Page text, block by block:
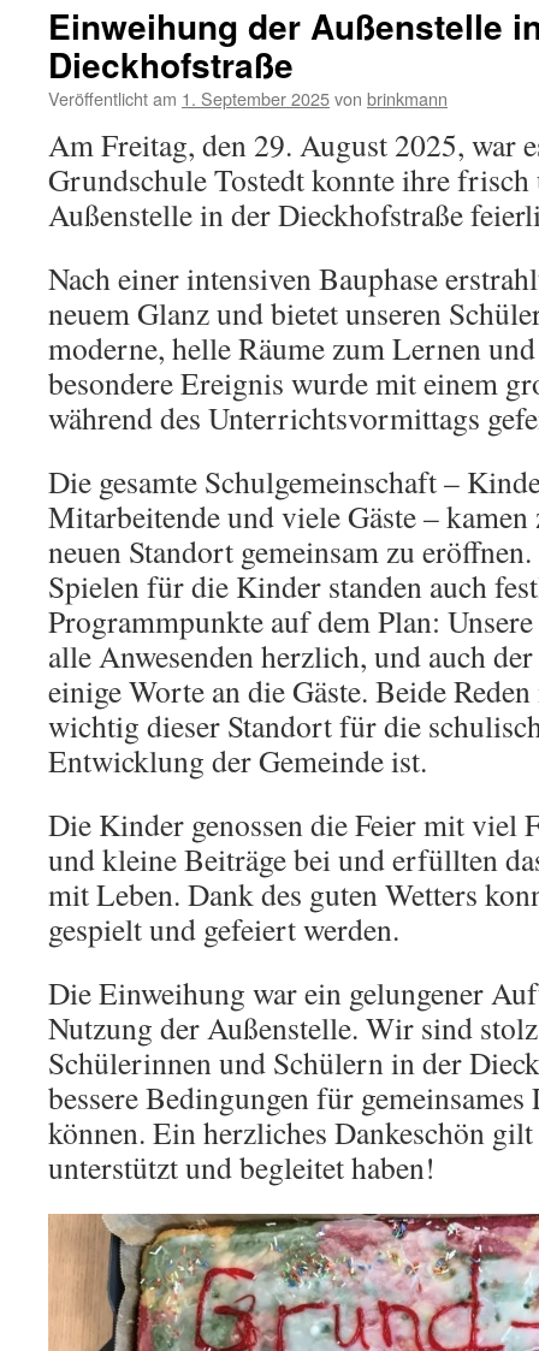
Einweihung der Außenstelle
Dieckhofstraße
Veröffentlicht am 1. September 2025von brinkmann
Am Freitag, den 29. August 2025, war
Grundschule Tostedt konnte ihre frisch
Außenstelle in der Dieckhofstraße
Nach einer intensiven Bauphase
neuem Glanz und bietet unseren
moderne, helle Räume zum Lernen
besondere Ereignis wurde mit einem
während des Unterrichtsvormittags
Die gesamte Schulgemeinschaft –
Mitarbeitende und viele Gäste – kamen
neuen Standort gemeinsam zu
Spielen für die Kinder standen auch
Programmpunkte auf dem Plan:
alle Anwesenden herzlich, und auch
einige Worte an die Gäste. Beide
wichtig dieser Standort für die
Entwicklung der Gemeinde ist.
Die Kinder genossen die Feier mit viel
und kleine Beiträge bei und erfüllten
mit Leben. Dank des guten Wetters
gespielt und gefeiert werden.
Die Einweihung war ein gelungener
Nutzung der Außenstelle. Wir sind
Schülerinnen und Schülern in der
bessere Bedingungen für
können. Ein herzliches Dankeschön
unterstützt und begleitet haben!